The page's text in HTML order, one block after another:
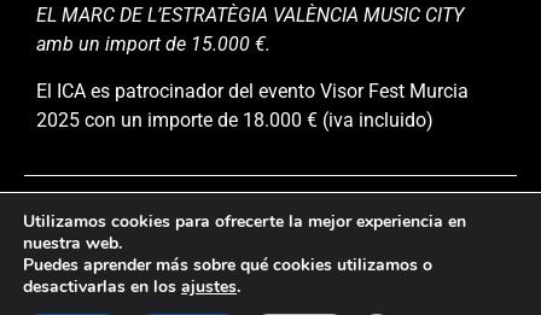
EL MARC DE L’ESTRATÈGIA VALÈNCIA MUSIC CITY
amb un import de 15.000 €.
El ICA es patrocinador del evento Visor Fest Murcia
2025 con un importe de 18.000 € (iva incluido)
Utilizamos cookies para ofrecerte la mejor experiencia en
nuestra web.
Puedes aprender más sobre qué cookies utilizamos o
desactivarlas en los ajustes.